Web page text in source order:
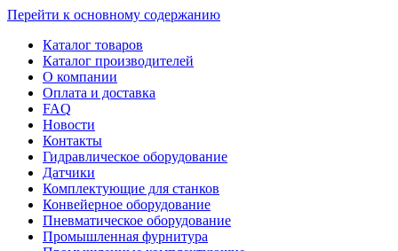
Перейти к основному содержанию
Каталог товаров
Каталог производителей
О компании
Оплата и доставка
FAQ
Новости
Контакты
Гидравлическое оборудование
Датчики
Комплектующие для станков
Конвейерное оборудование
Пневматическое оборудование
Промышленная фурнитура